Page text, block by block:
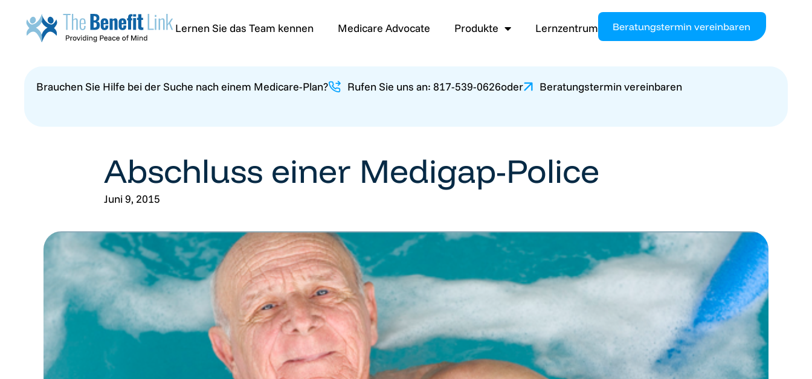
Lernen Sie das Team kennen Medicare Advocate Produkte Lernzentrum Beratungstermin vereinbaren
Brauchen Sie Hilfe bei der Suche nach einem Medicare-Plan? Rufen Sie uns an: 817-539-0626oder Beratungstermin vereinbaren
Abschluss einer Medigap-Police
Juni 9, 2015